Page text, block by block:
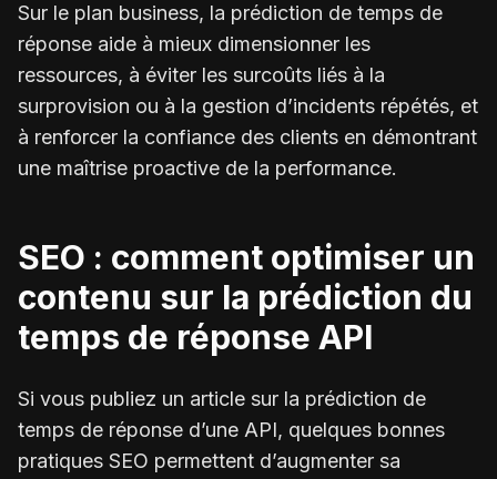
Sur le plan business, la prédiction de temps de
réponse aide à mieux dimensionner les
ressources, à éviter les surcoûts liés à la
surprovision ou à la gestion d’incidents répétés, et
à renforcer la confiance des clients en démontrant
une maîtrise proactive de la performance.
SEO : comment optimiser un
contenu sur la prédiction du
temps de réponse API
Si vous publiez un article sur la prédiction de
temps de réponse d’une API, quelques bonnes
pratiques SEO permettent d’augmenter sa